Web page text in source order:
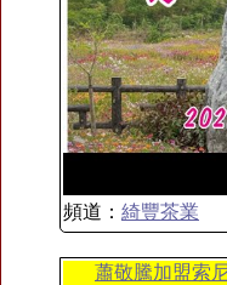
頻道： 綺豐茶業
蕭敬騰加盟索